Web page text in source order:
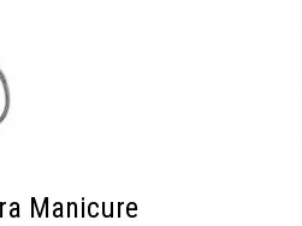
Manicure